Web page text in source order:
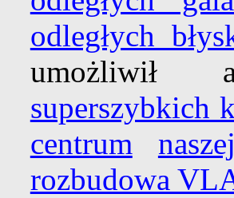
odległych
umożliwił
superszybkich
centrum
rozbudowa